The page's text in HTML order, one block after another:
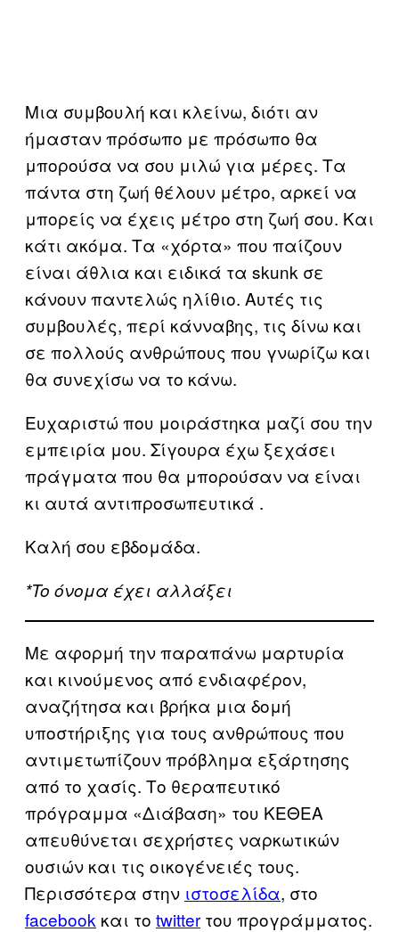
Μια συμβουλή και κλείνω, διότι αν
ήμασταν πρόσωπο με πρόσωπο θα
μπορούσα να σου μιλώ για μέρες. Τα
πάντα στη ζωή θέλουν μέτρο, αρκεί να
μπορείς να έχεις μέτρο στη ζωή σου. Και
κάτι ακόμα. Τα «χόρτα» που παίζουν
είναι άθλια και ειδικά τα skunk σε
κάνουν παντελώς ηλίθιο. Αυτές τις
συμβουλές, περί κάνναβης, τις δίνω και
σε πολλούς ανθρώπους που γνωρίζω και
θα συνεχίσω να το κάνω.
Ευχαριστώ που μοιράστηκα μαζί σου την
εμπειρία μου. Σίγουρα έχω ξεχάσει
πράγματα που θα μπορούσαν να είναι
κι αυτά αντιπροσωπευτικά .
Καλή σου εβδομάδα.
*To όνομα έχει αλλάξει
Με αφορμή την παραπάνω μαρτυρία
και κινούμενος από ενδιαφέρον,
αναζήτησα και βρήκα μια δομή
υποστήριξης για τους ανθρώπους που
αντιμετωπίζουν πρόβλημα εξάρτησης
από το χασίς. Το θεραπευτικό
πρόγραμμα «Διάβαση» του ΚΕΘΕΑ
απευθύνεται σεχρήστες ναρκωτικών
ουσιών και τις οικογένειές τους.
Περισσότερα στην ιστοσελίδα, στο
facebook και το twitter του προγράμματος.